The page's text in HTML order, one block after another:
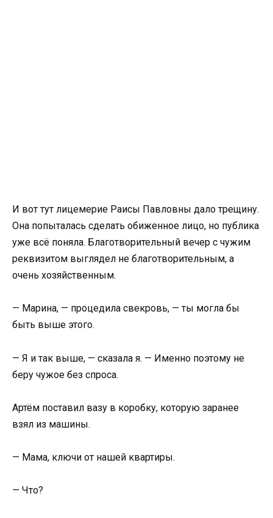
И вот тут лицемерие Раисы Павловны дало трещину.
Она попыталась сделать обиженное лицо, но публика
уже всё поняла. Благотворительный вечер с чужим
реквизитом выглядел не благотворительным, а
очень хозяйственным.
— Марина, — процедила свекровь, — ты могла бы
быть выше этого.
— Я и так выше, — сказала я. — Именно поэтому не
беру чужое без спроса.
Артём поставил вазу в коробку, которую заранее
взял из машины.
— Мама, ключи от нашей квартиры.
— Что?